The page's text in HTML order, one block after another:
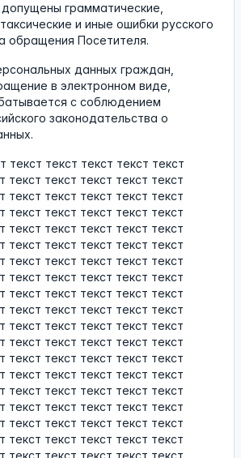
грамматические,
и иные ошибки русского
обращения Посетителя.
данных граждан,
в электронном виде,
с соблюдением
законодательства о
текст текст текст текст текст
текст текст текст текст текст
текст текст текст текст текст
текст текст текст текст текст
текст текст текст текст текст
текст текст текст текст текст
текст текст текст текст текст
текст текст текст текст текст
текст текст текст текст текст
текст текст текст текст текст
текст текст текст текст текст
текст текст текст текст текст
текст текст текст текст текст
текст текст текст текст текст
текст текст текст текст текст
текст текст текст текст текст
текст текст текст текст текст
текст текст текст текст текст
текст текст текст текст текст